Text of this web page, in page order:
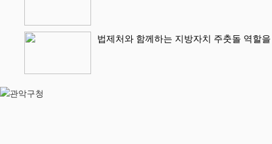
법제처와 함께하는 지방자치 주춧돌 역할